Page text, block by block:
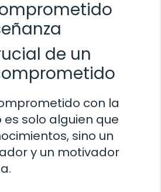
de un
con la
solo alguien que
sino un
y un motivador